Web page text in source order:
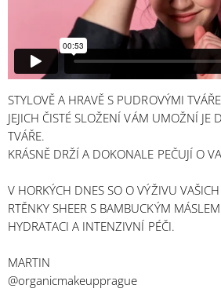
STYLOVĚ A HRAVĚ S PUDROVÝMI
JEJICH ČISTÉ SLOŽENÍ VÁM UMOŽNÍ JE
TVÁŘE.
KRÁSNĚ DRŽÍ A DOKONALE PEČUJÍ O
V HORKÝCH DNES SO O VÝŽIVU
RTĚNKY SHEER S BAMBUCKÝM
HYDRATACI A INTENZIVNÍ PÉČI.
MARTIN
@organicmakeupprague